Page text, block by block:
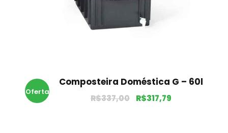
Oferta
Composteira Doméstica G – 60l
R$337,00 R$317,79